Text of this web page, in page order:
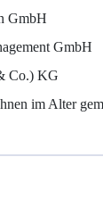
GmbH
GmbH
Co.) KG
im Alter